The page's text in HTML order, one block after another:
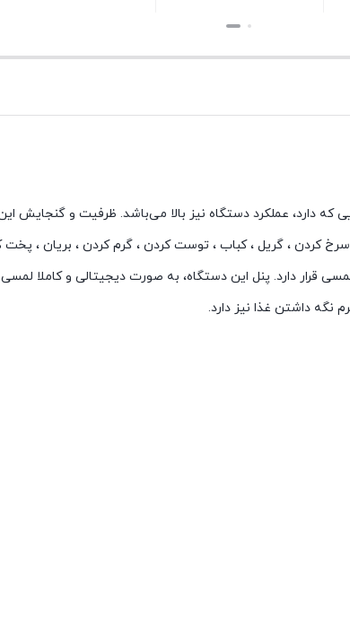
وات است که با توجه به توان بالایی که دارد، عملکرد دستگاه نیز بالا می‌باشد. ظرفیت و
این سرخ کن قابلیت سرخ کردن ، گریل ، کباب ، توست کردن ، گرم کردن ، بریان ،
کاملا لمسی قرار دارد. پنل این دستگاه، به صورت دیجیتالی و کاملا
نگه داشتن غذا نیز دارد.